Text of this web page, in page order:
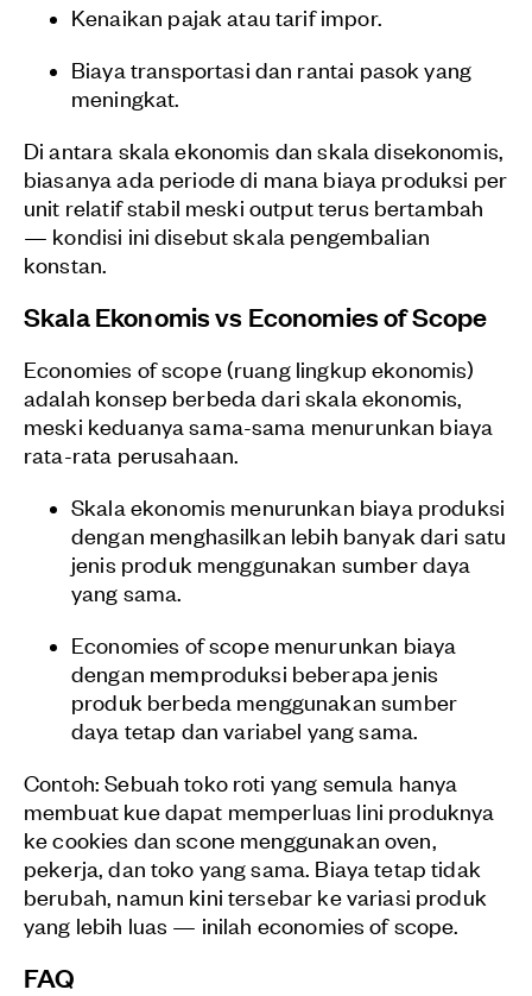
Kenaikan pajak atau tarif impor.
Biaya transportasi dan rantai pasok yang
meningkat.
Di antara skala ekonomis dan skala disekonomis,
biasanya ada periode di mana biaya produksi per
unit relatif stabil meski output terus bertambah
— kondisi ini disebut skala pengembalian
konstan.
Skala Ekonomis vs Economies of Scope
Economies of scope (ruang lingkup ekonomis)
adalah konsep berbeda dari skala ekonomis,
meski keduanya sama-sama menurunkan biaya
rata-rata perusahaan.
Skala ekonomis menurunkan biaya produksi
dengan menghasilkan lebih banyak dari satu
jenis produk menggunakan sumber daya
yang sama.
Economies of scope menurunkan biaya
dengan memproduksi beberapa jenis
produk berbeda menggunakan sumber
daya tetap dan variabel yang sama.
Contoh: Sebuah toko roti yang semula hanya
membuat kue dapat memperluas lini produknya
ke cookies dan scone menggunakan oven,
pekerja, dan toko yang sama. Biaya tetap tidak
berubah, namun kini tersebar ke variasi produk
yang lebih luas — inilah economies of scope.
FAQ